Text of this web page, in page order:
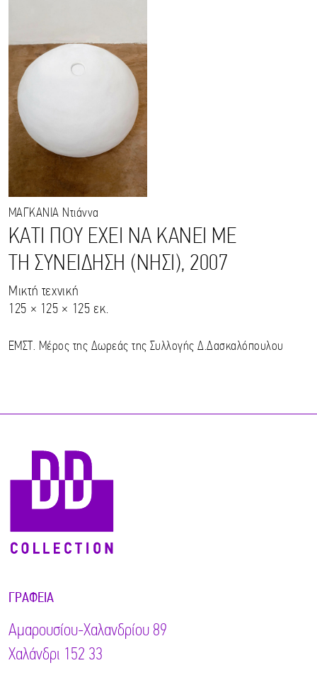
ΜΑΓΚΑΝΙΑ Ντιάννα
ΚΑΤΙ ΠΟΥ ΕΧΕΙ ΝΑ ΚΑΝΕΙ ΜΕ
ΤΗ ΣΥΝΕΙΔΗΣΗ (ΝΗΣΙ), 2007
Μικτή τεχνική
125 × 125 × 125 εκ.
ΕΜΣΤ. Μέρος της Δωρεάς της Συλλογής Δ.Δασκαλόπουλου
ΓΡΑΦΕΊΑ
Αμαρουσίου-Χαλανδρίου 89
Χαλάνδρι 152 33